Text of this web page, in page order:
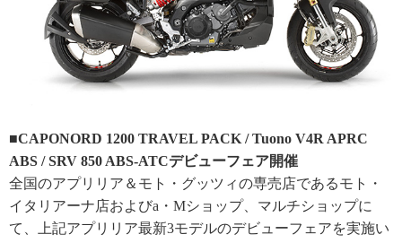
■CAPONORD 1200 TRAVEL PACK / Tuono V4R APRC
ABS / SRV 850 ABS-ATCデビューフェア開催
全国のアプリリア＆モト・グッツィの専売店であるモト・
イタリアーナ店およびa・Mショップ、マルチショップに
て、上記アプリリア最新3モデルのデビューフェアを実施い